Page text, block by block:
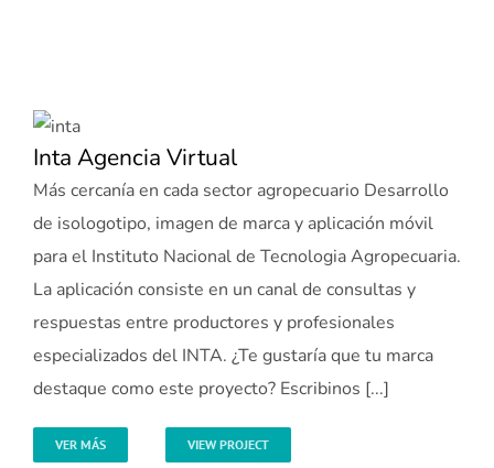
Inta Agencia Virtual
Más cercanía en cada sector agropecuario Desarrollo
de isologotipo, imagen de marca y aplicación móvil
para el Instituto Nacional de Tecnologia Agropecuaria.
La aplicación consiste en un canal de consultas y
respuestas entre productores y profesionales
especializados del INTA. ¿Te gustaría que tu marca
destaque como este proyecto? Escribinos [...]
VER MÁS VIEW PROJECT